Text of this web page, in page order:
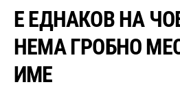
Е ЕДНАКОВ НА
НЕМА ГРОБНО
ИМЕ